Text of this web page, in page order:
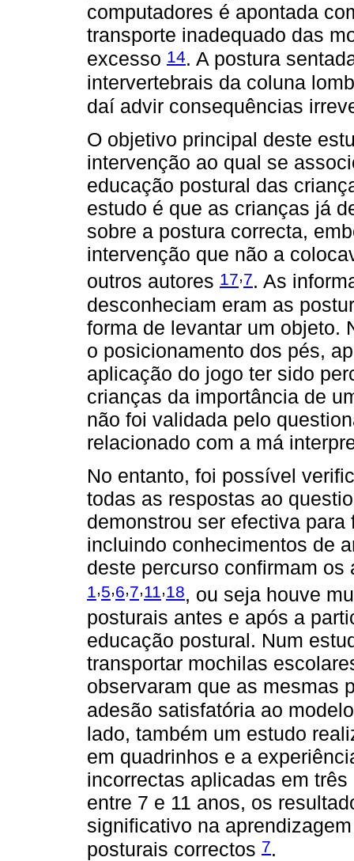
computadores é apontada
transporte inadequado das
excesso 14. A postura
intervertebrais da coluna
daí advir consequências
O objetivo principal deste
intervenção ao qual se
educação postural das
estudo é que as crianças já
sobre a postura correcta,
intervenção que não a
outros autores 17,7. As
desconheciam eram as
forma de levantar um objeto.
o posicionamento dos pés,
aplicação do jogo ter sido
crianças da importância de
não foi validada pelo
relacionado com a má
No entanto, foi possível
todas as respostas ao
demonstrou ser efectiva
incluindo conhecimentos de
deste percurso confirmam
1,5,6,7,11,18, ou seja houve
posturais antes e após a
educação postural. Num
transportar mochilas
observaram que as mesmas
adesão satisfatória ao
lado, também um estudo
em quadrinhos e a
incorrectas aplicadas em
entre 7 e 11 anos, os
significativo na
posturais correctos 7.